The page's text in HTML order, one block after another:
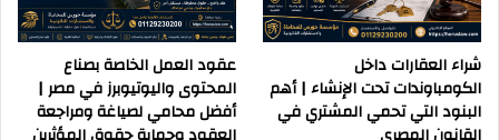
شراء العقارات داخل
الكومباوندات تحت الإنشاء | أهم
البنود التي تحمي المشتري في
عقود العمل الخاصة بصناع
المحتوى واليوتيوبرز في مصر |
أفضل محامي لصياغة ومراجعة